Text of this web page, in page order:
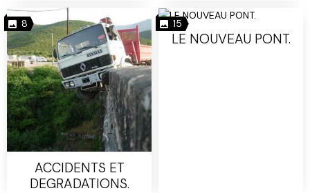
8
ACCIDENTS ET
DEGRADATIONS.
15
LE NOUVEAU PONT.